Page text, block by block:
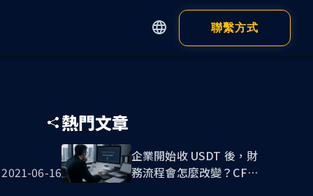
錢包
瀏覽器錢包
錢包 App
聯繫方式
2021-06-16
熱門文章
企業開始收 USDT 後，財
務流程會怎麼改變？CFO